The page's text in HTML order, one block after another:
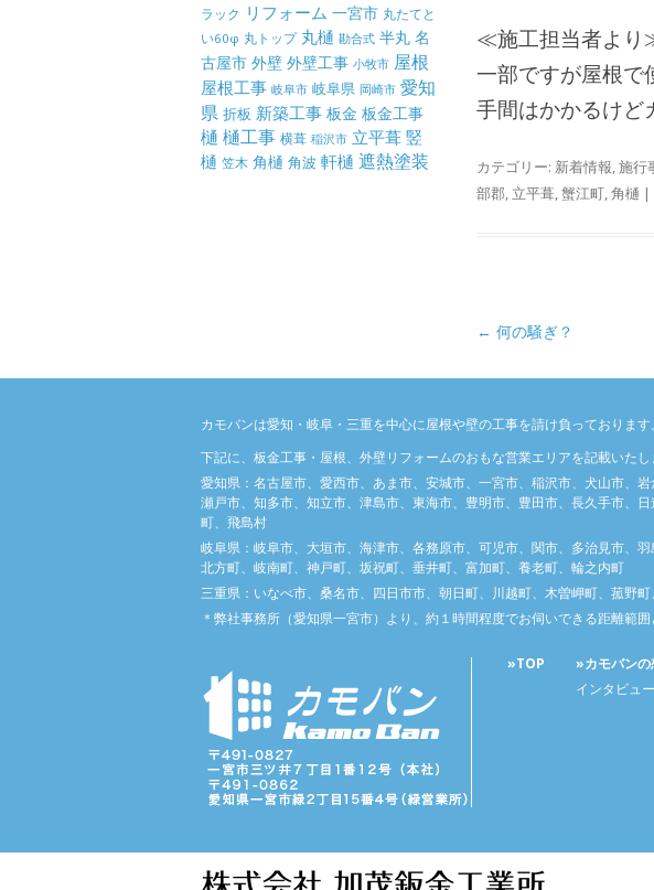
≪施工担当者よ
一部ですが屋根で
手間はかかるけど
カテゴリー: 新着情報,施行
部郡, 立平葺,蟹江町,角樋 |
投稿ナビゲーション
← 何の騒ぎ？
ラック リフォーム 一宮市 丸たてと
い60φ 丸トップ 丸樋 勘合式 半丸 名
古屋市 外壁 外壁工事 小牧市 屋根
屋根工事 岐阜市 岐阜県 岡崎市 愛知
県 折板 新築工事 板金 板金工事
樋 樋工事 横葺 稲沢市 立平葺 竪
樋 笠木 角樋 角波 軒樋 遮熱塗装
カモバンは愛知・岐阜・三重を中心に屋根や壁の工事を請け負っております。
下記に、板金工事・屋根、外壁リフォームのおもな営業エリアを記載いたし
愛知県：名古屋市、愛西市、あま市、安城市、一宮市、稲沢市、犬山市、
瀬戸市、知多市、知立市、津島市、東海市、豊明市、豊田市、長久手市、
町、飛島村
岐阜県：岐阜市、大垣市、海津市、各務原市、可児市、関市、多治見市、
北方町、岐南町、神戸町、坂祝町、垂井町、富加町、養老町、輪之内町
三重県：いなべ市、桑名市、四日市市、朝日町、川越町、木曽岬町、菰野
＊弊社事務所（愛知県一宮市）より、約１時間程度でお伺いできる距離範囲
»TOP
»カモバンの
インタビュ